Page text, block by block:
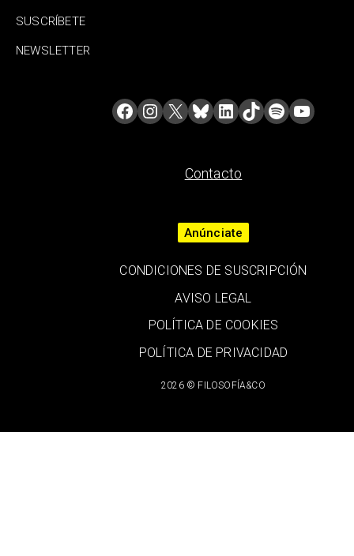
SUSCRÍBETE
NEWSLETTER
Contacto
2026 © FILOSOFÍA&CO
Anúnciate
CONDICIONES DE SUSCRIPCIÓN
AVISO LEGAL
POLÍTICA DE COOKIES
POLÍTICA DE PRIVACIDAD